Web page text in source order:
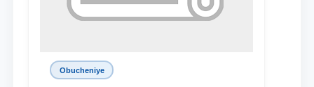
Obucheniye